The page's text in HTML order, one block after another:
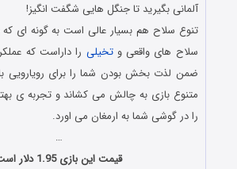
آلمانی بگیرید تا جنگل هایی شگفت انگیز!
تنوع سلاح هم بسیار عالی است به گونه ای که
سلاح های واقعی وتخیلی را داراست که
ضمن لذت بخش بودن شما را برای رویارویی
متنوع بازی به چالش می کشاند و تجربه ی
را در گوشی شما به ارمغان می اورد.
…
قیمت این بازی 1.95 دلار است